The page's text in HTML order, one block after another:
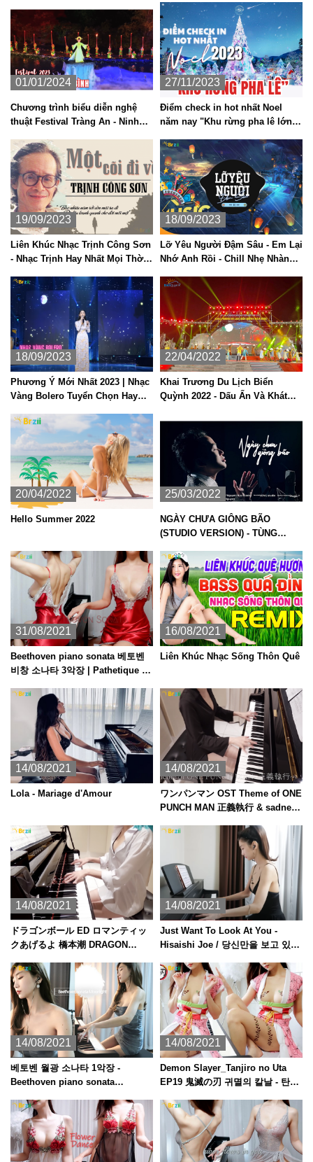
01/01/2024
Chương trình biểu diễn nghệ
thuật Festival Tràng An - Ninh
27/11/2023
Điểm check in hot nhất Noel
năm nay "Khu rừng pha lê lớn
19/09/2023
Liên Khúc Nhạc Trịnh Công Sơn
- Nhạc Trịnh Hay Nhất Mọi Thời
18/09/2023
Lỡ Yêu Người Đậm Sâu - Em Lại
Nhớ Anh Rồi - Chill Nhẹ Nhàng
18/09/2023
Phương Ý Mới Nhất 2023 | Nhạc
Vàng Bolero Tuyển Chọn Hay
22/04/2022
Khai Trương Du Lịch Biển
Quỳnh 2022 - Dấu Ấn Và Khát
20/04/2022
Hello Summer 2022
25/03/2022
NGÀY CHƯA GIÔNG BÃO
(STUDIO VERSION) - TÙNG
31/08/2021
Beethoven piano sonata 베토벤
비창 소나타 3악장 | Pathetique ピ
16/08/2021
Liên Khúc Nhạc Sống Thôn Quê
14/08/2021
Lola - Mariage d'Amour
14/08/2021
ワンパンマン OST Theme of ONE
PUNCH MAN 正義執行 & sadness
14/08/2021
ドラゴンボール ED ロマンティッ
クあげるよ 橋本潮 DRAGON
14/08/2021
Just Want To Look At You -
Hisaishi Joe / 당신만을 보고 있었
14/08/2021
베토벤 월광 소나타 1악장 -
Beethoven piano sonata
14/08/2021
Demon Slayer_Tanjiro no Uta
EP19 鬼滅の刃 귀멸의 칼날 - 탄지
ピアノ 칼림바 カリンバ